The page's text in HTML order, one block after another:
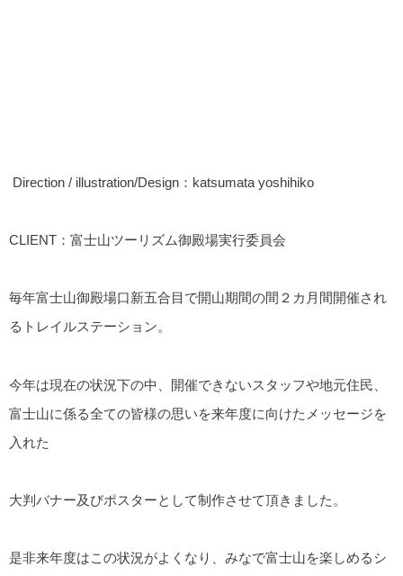
Direction / illustration/Design：katsumata yoshihiko
CLIENT：富士山ツーリズム御殿場実行委員会
毎年富士山御殿場口新五合目で開山期間の間２カ月間開催され
るトレイルステーション。
今年は現在の状況下の中、開催できないスタッフや地元住民、
富士山に係る全ての皆様の思いを来年度に向けたメッセージを
入れた
大判バナー及びポスターとして制作させて頂きました。
是非来年度はこの状況がよくなり、みなで富士山を楽しめるシ